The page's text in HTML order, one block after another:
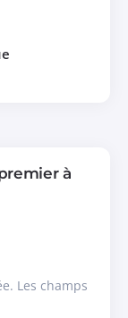
à
Les champs